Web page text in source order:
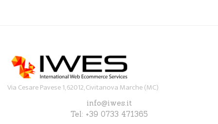
Via Cesare Pavese 1, 62012, Civitanova Marche (MC)
info@iwes.it
Tel: +39 0733 471365